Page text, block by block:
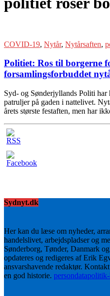
COVID-19, Nytår, Nytårsaften,
Politiet: Ros til borgerne
forsamlingsforbuddet
Syd- og Sønderjyllands Politi har
patruljer på gaden i nattelivet.
årets største festaften, men har
Sydnyt.dk
Her kan du læse om nyheder,
handelslivet, arbejdspladser og
Sønderborg, Tønder, Danmark
opdateres og redigeres af Erik
ansvarshavende redaktør.
en god historie.